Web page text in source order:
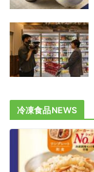
冷凍食品NEWS